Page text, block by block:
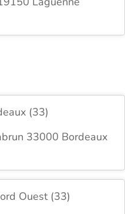
(33)
33000 Bordeaux
Ouest (33)